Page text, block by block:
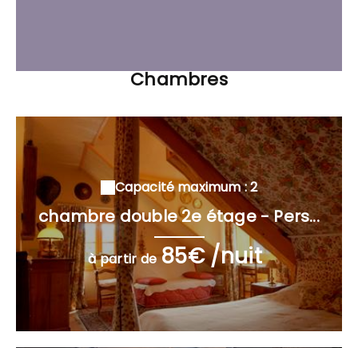
Chambres
Capacité maximum : 2
chambre double 2e étage - Pers...
à partir de85€ /nuit